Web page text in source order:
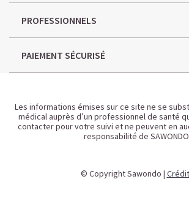
PROFESSIONNELS
PAIEMENT SÉCURISÉ
Les informations émises sur ce site ne se
médical auprès d’un professionnel de santé
contacter pour votre suivi et ne peuvent en
responsabilité de
© Copyright Sawondo |